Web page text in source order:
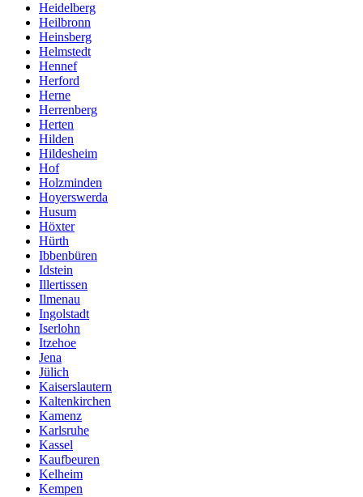
Heidelberg
Heilbronn
Heinsberg
Helmstedt
Hennef
Herford
Herne
Herrenberg
Herten
Hilden
Hildesheim
Hof
Holzminden
Hoyerswerda
Husum
Höxter
Hürth
Ibbenbüren
Idstein
Illertissen
Ilmenau
Ingolstadt
Iserlohn
Itzehoe
Jena
Jülich
Kaiserslautern
Kaltenkirchen
Kamenz
Karlsruhe
Kassel
Kaufbeuren
Kelheim
Kempen